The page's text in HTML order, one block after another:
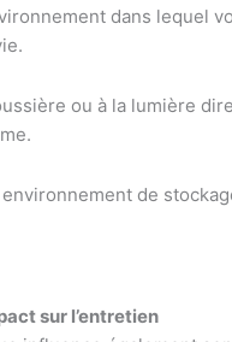
dans lequel
ou à la lumière
de
sur l’entretien